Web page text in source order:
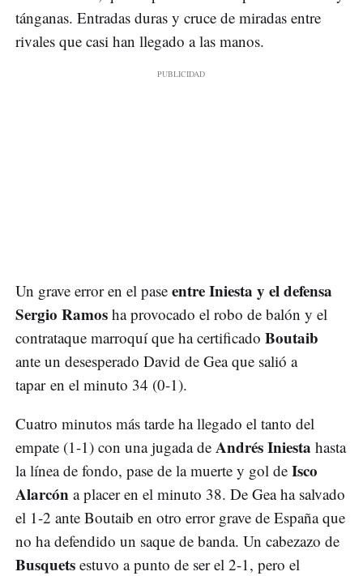
tánganas. Entradas duras y cruce de miradas entre
rivales que casi han llegado a las manos.
Un grave error en el pase entre Iniesta y el defensa
Sergio Ramos ha provocado el robo de balón y el
contrataque marroquí que ha certificado Boutaib
ante un desesperado David de Gea que salió a
tapar en el minuto 34 (0-1).
Cuatro minutos más tarde ha llegado el tanto del
empate (1-1) con una jugada de Andrés Iniesta hasta
la línea de fondo, pase de la muerte y gol de Isco
Alarcón a placer en el minuto 38. De Gea ha salvado
el 1-2 ante Boutaib en otro error grave de España que
no ha defendido un saque de banda. Un cabezazo de
Busquets estuvo a punto de ser el 2-1, pero el